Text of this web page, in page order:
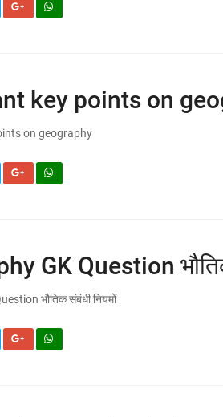
key points on
on geography
GK Question
भौतिक संबंधी नियमों